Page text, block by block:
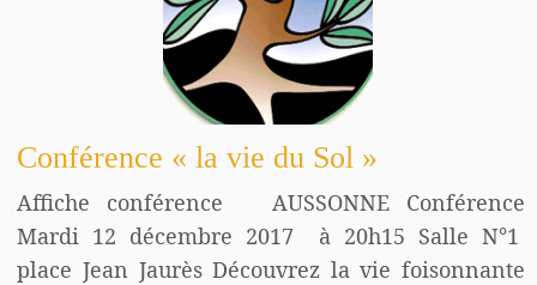
Conférence « la vie du Sol »
Affiche conférence AUSSONNE Conférence
Mardi 12 décembre 2017 à 20h15 Salle N°1
place Jean Jaurès Découvrez la vie foisonnante